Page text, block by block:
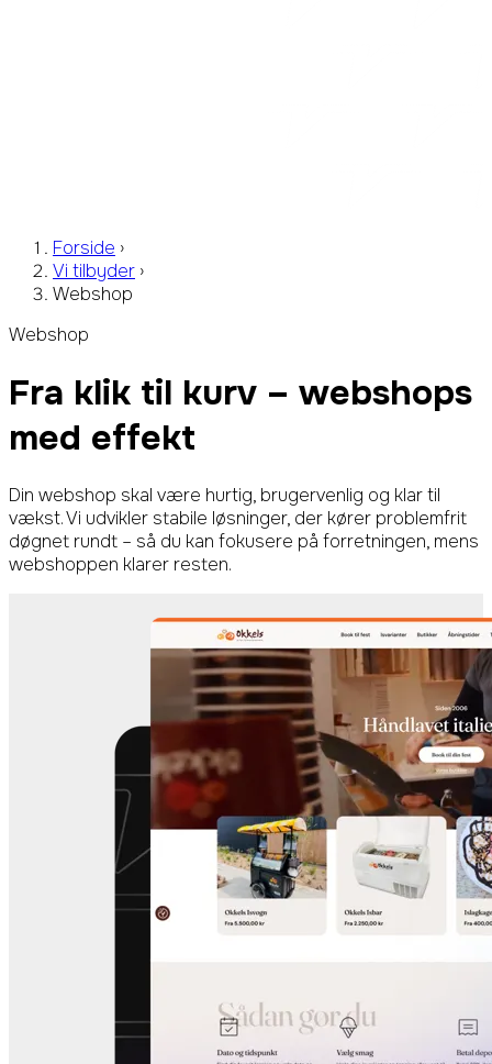
Forside ›
Vi tilbyder ›
Webshop
Webshop
Fra klik til kurv – webshops
med effekt
Din webshop skal være hurtig, brugervenlig og klar til
vækst. Vi udvikler stabile løsninger, der kører problemfrit
døgnet rundt – så du kan fokusere på forretningen, mens
webshoppen klarer resten.